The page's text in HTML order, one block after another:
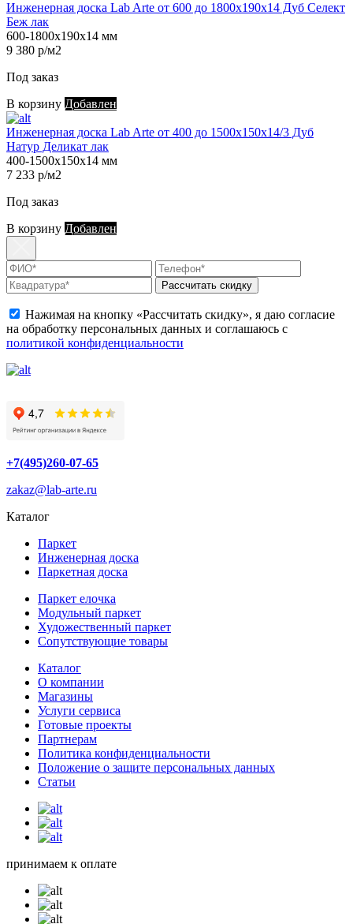
Инженерная доска Lab Arte от 600 до 1800х190х14 Дуб Селект
Беж лак
600-1800х190х14 мм
9 380 р/м2
Под заказ
В корзину Добавлен
Инженерная доска Lab Arte от 400 до 1500х150х14/3 Дуб
Натур Деликат лак
400-1500х150х14 мм
7 233 р/м2
Под заказ
В корзину Добавлен
Рассчитать скидку
Нажимая на кнопку «Рассчитать скидку», я даю согласие
на обработку персональных данных и соглашаюсь с
политикой конфиденциальности
+7(495)260-07-65
zakaz@lab-arte.ru
Каталог
Паркет
Инженерная доска
Паркетная доска
Паркет елочка
Модульный паркет
Художественный паркет
Сопутствующие товары
Каталог
О компании
Магазины
Услуги сервиса
Готовые проекты
Партнерам
Политика конфиденциальности
Положение о защите персональных данных
Статьи
принимаем к оплате